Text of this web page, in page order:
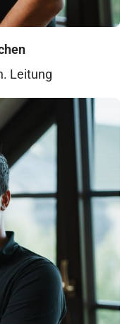
Leitung